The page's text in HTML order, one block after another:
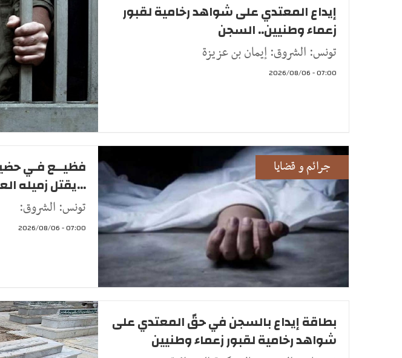
إيداع المعتدي على شواهد رخامية لقبور
زعماء وطنيين.. السجن
تونس: الشروق: إيمان بن عزيزة
07:00 - 2026/08/06
جرائم و قضايا
فظيــع فـي
...يقتل زميله
تونس: الشروق:
07:00 - 2026/08/06
بطاقة إيداع بالسجن في حقّ المعتدي على
شواهد رخامية لقبور زعماء وطنيين